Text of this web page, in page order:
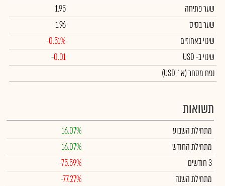
שער פתיחה
1.95
שער בסיס
1.96
שינוי באחוזים
-0.51%
שינויב- USD
-0.01
נפח מסחר(א` USD)
תשואות
מתחילת השבוע
16.07%
מתחילת החודש
16.07%
3 חודשים
-75.59%
מתחילת השנה
-77.27%